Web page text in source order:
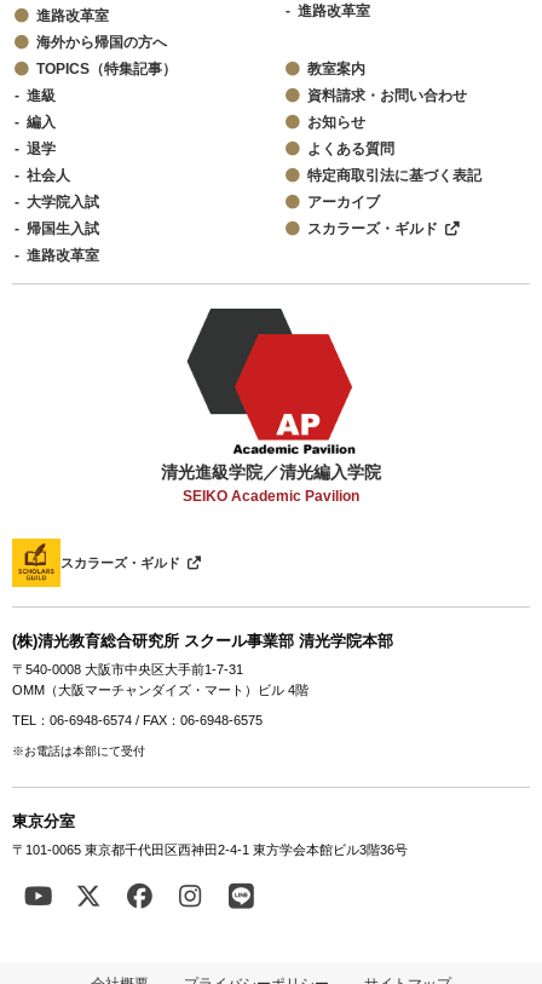
進路改革室
海外から帰国の方へ
進路改革室
TOPICS（特集記事）
進級
編入
退学
社会人
大学院入試
帰国生入試
進路改革室
教室案内
資料請求・お問い合わせ
お知らせ
よくある質問
特定商取引法に基づく表記
アーカイブ
スカラーズ・ギルド
清光進級学院／清光編入学院
SEIKO Academic Pavilion
スカラーズ・ギルド
(株)清光教育総合研究所 スクール事業部 清光学院本部
〒540-0008 大阪市中央区大手前1-7-31
OMM（大阪マーチャンダイズ・マート）ビル 4階
TEL：06-6948-6574 / FAX：06-6948-6575
※お電話は本部にて受付
東京分室
〒101-0065 東京都千代田区西神田2-4-1 東方学会本館ビル3階36号